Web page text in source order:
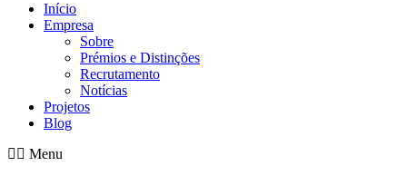
Início
Empresa
Sobre
Prémios e Distinções
Recrutamento
Notícias
Projetos
Blog
Menu